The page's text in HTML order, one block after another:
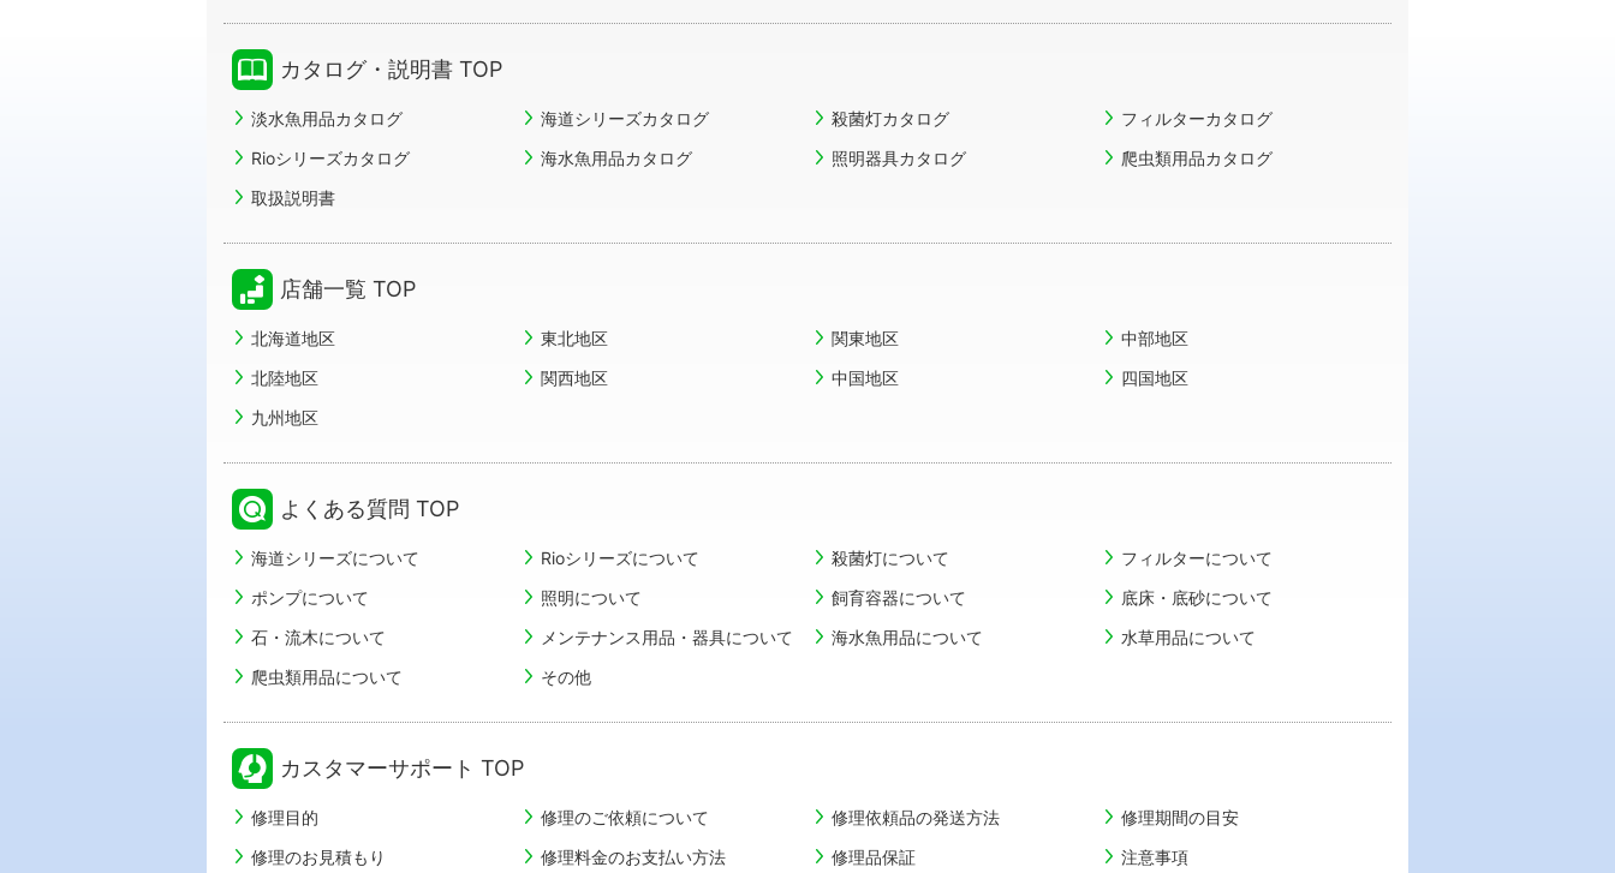
カタログ・説明書 TOP
淡水魚用品カタログ 海道シリーズカタログ 殺菌灯カタログ
フィルターカタログ
Rioシリーズカタログ
海水魚用品カタログ 照明器具カタログ
爬虫類用品カタログ
取扱説明書
店舗一覧 TOP
北海道地区 東北地区 関東地区
中部地区
北陸地区
関西地区 中国地区
四国地区
九州地区
よくある質問 TOP
海道シリーズについて Rioシリーズについて 殺菌灯について
フィルターについて
ポンプについて
照明について 飼育容器について
底床・底砂について
石・流木について
メンテナンス用品・器具について 海水魚用品について
水草用品について
爬虫類用品について
その他
カスタマーサポート TOP
修理目的 修理のご依頼について 修理依頼品の発送方法
修理期間の目安
修理のお見積もり
修理料金のお支払い方法 修理品保証 注意事項